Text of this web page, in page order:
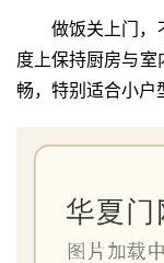
卫
做饭关上门，
度上保持厨房与
畅，特别适合小户